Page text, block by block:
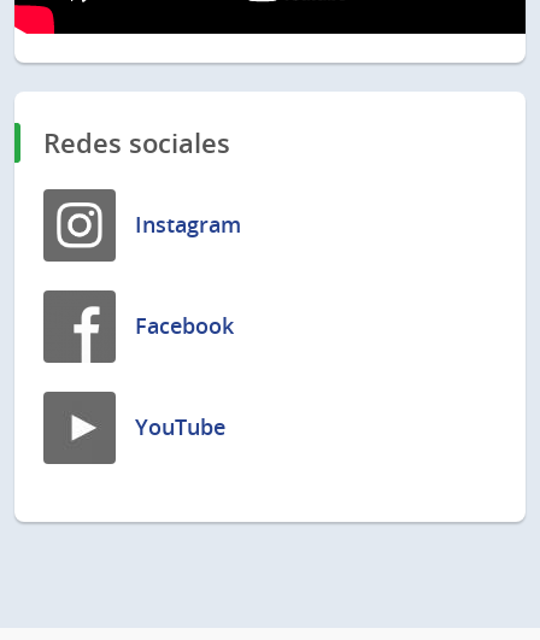
Redes sociales
Instagram
Facebook
YouTube